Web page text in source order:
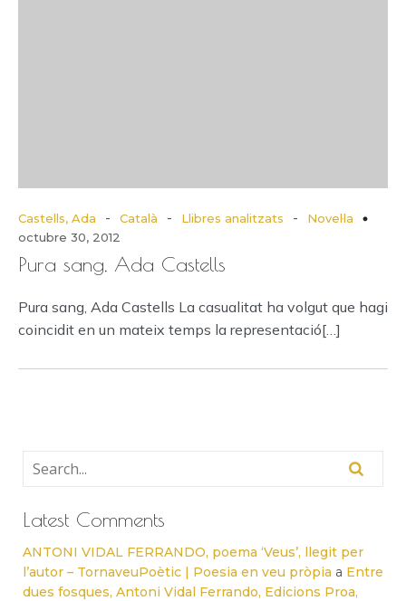
Castells, Ada - Català - Llibres analitzats -
Novel·la
octubre 30, 2012
Pura sang, Ada Castells
Pura sang, Ada Castells La casualitat ha volgut que hagi
coincidit en un mateix temps la representació[…]
Latest Comments
ANTONI VIDAL FERRANDO, poema ‘Veus’, llegit per
l’autor – TornaveuPoètic | Poesia en veu pròpia a Entre
dues fosques, Antoni Vidal Ferrando, Edicions Proa,